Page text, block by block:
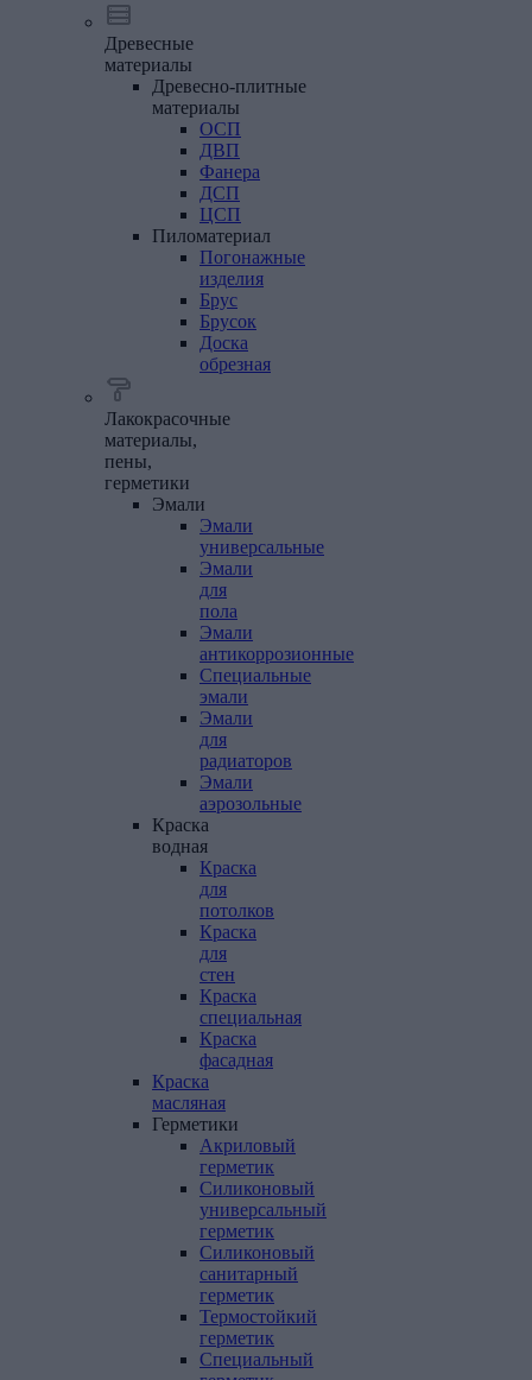
Древесные
материалы
Древесно-плитные
материалы
ОСП
ДВП
Фанера
ДСП
ЦСП
Пиломатериал
Погонажные
изделия
Брус
Брусок
Доска
обрезная
Лакокрасочные
материалы,
пены,
герметики
Эмали
Эмали
универсальные
Эмали
для
пола
Эмали
антикоррозионные
Специальные
эмали
Эмали
для
радиаторов
Эмали
аэрозольные
Краска
водная
Краска
для
потолков
Краска
для
стен
Краска
специальная
Краска
фасадная
Краска
масляная
Герметики
Акриловый
герметик
Силиконовый
универсальный
герметик
Силиконовый
санитарный
герметик
Термостойкий
герметик
Специальный